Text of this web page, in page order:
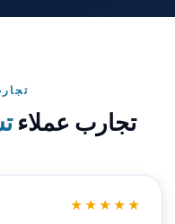
تجارب عملاء
★★★★★